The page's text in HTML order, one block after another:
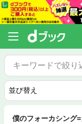
僕のフォーカシング